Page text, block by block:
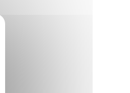
Masquer le